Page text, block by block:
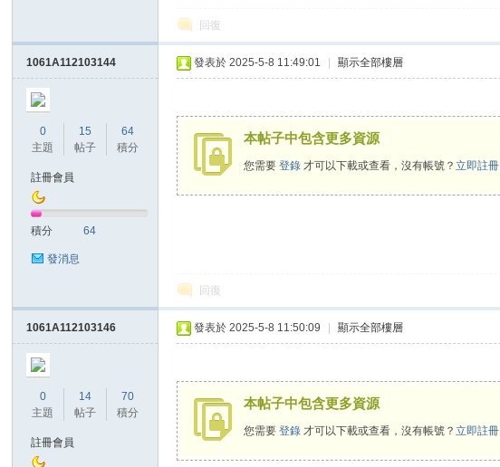
回復
1061A112103144
0
主題
15
帖子
64
積分
註冊會員
積分 64
發消息
發表於 2025-5-8 11:49:01 顯示全部樓層
本帖子中包含更多資源
您需要登錄 才可以下載或查看，沒有帳號？立即註冊
回復
1061A112103146
0
主題
14
帖子
70
積分
註冊會員
發表於 2025-5-8 11:50:09 顯示全部樓層
本帖子中包含更多資源
您需要登錄 才可以下載或查看，沒有帳號？立即註冊